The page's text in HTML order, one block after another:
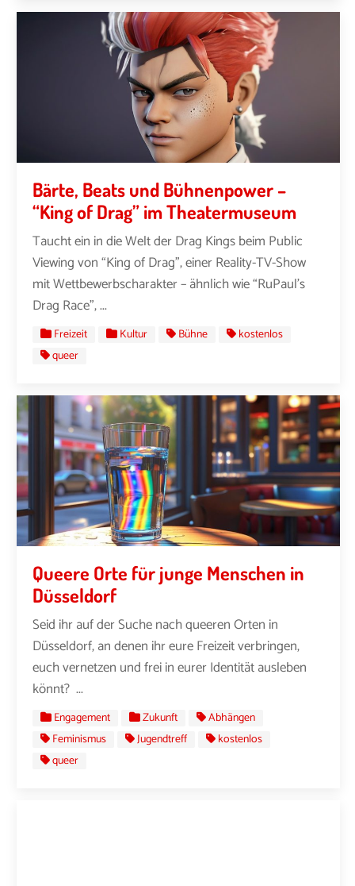
Bärte, Beats und Bühnenpower –
“King of Drag” im Theatermuseum
Taucht ein in die Welt der Drag Kings beim Public
Viewing von “King of Drag”, einer Reality-TV-Show
mit Wettbewerbscharakter – ähnlich wie “RuPaul’s
Drag Race”, ...
Freizeit Kultur Bühne
kostenlos
queer
Queere Orte für junge Menschen in
Düsseldorf
Seid ihr auf der Suche nach queeren Orten in
Düsseldorf, an denen ihr eure Freizeit verbringen,
euch vernetzen und frei in eurer Identität ausleben
könnt? ...
Engagement Zukunft
Abhängen
Feminismus
Jugendtreff
kostenlos
queer